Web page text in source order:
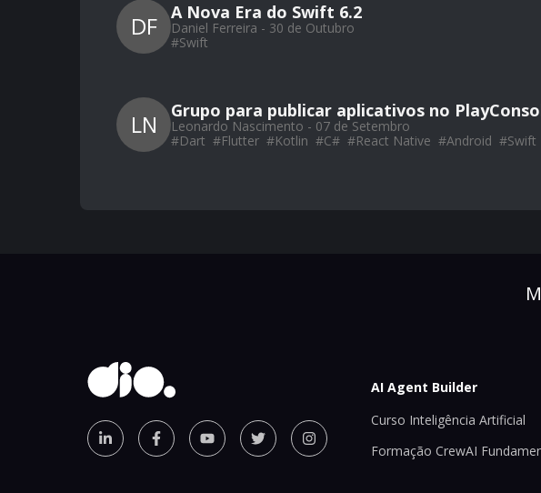
DF A Nova Era do Swift 6.2
Daniel Ferreira - 30 de Outubro
#Swift
LN Grupo para publicar aplicativos no
Leonardo Nascimento - 07 de Setembro
#Dart #Flutter #Kotlin #C# #React Native #Android #Swift
AI Agent Builder
Curso Inteligência Artificial
Formação CrewAI